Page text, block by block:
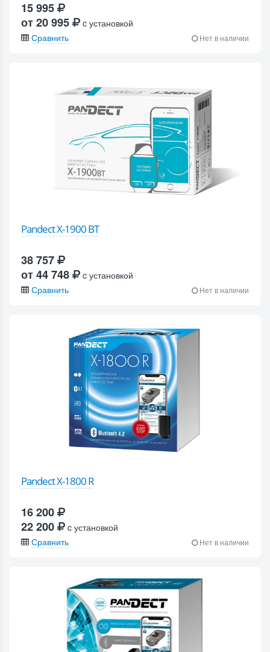
15 995
от 20 995
c установкой
Сравнить
Нет в наличии
Pandect X-1900 BT
38 757
от 44 748
c установкой
Сравнить
Нет в наличии
Pandect X-1800 R
16 200
22 200
c установкой
Сравнить
Нет в наличии